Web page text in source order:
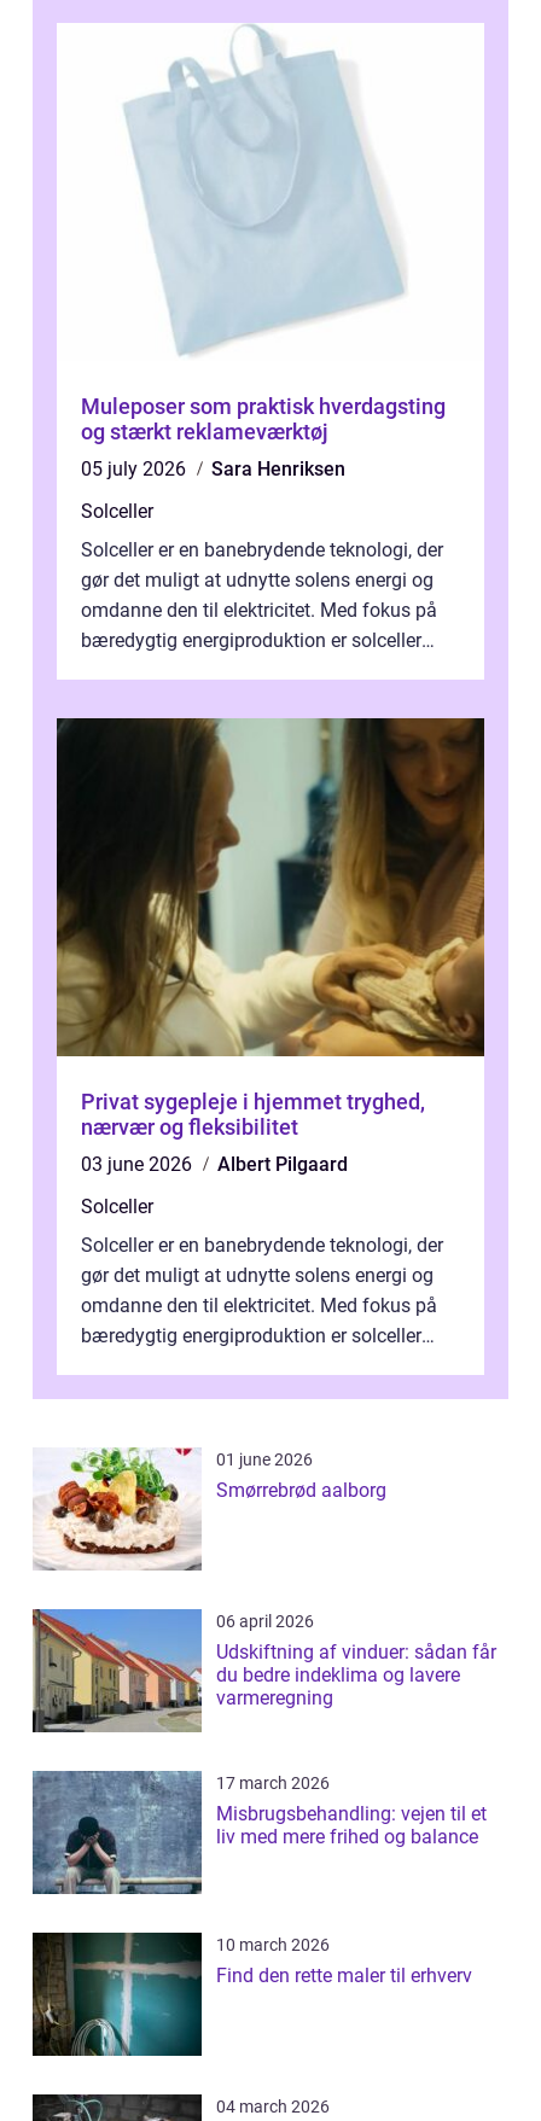
Muleposer som praktisk hverdagsting
og stærkt reklameværktøj
05 july 2026
Sara Henriksen
Solceller
Solceller er en banebrydende teknologi, der
gør det muligt at udnytte solens energi og
omdanne den til elektricitet. Med fokus på
bæredygtig energiproduktion er solceller
Privat sygepleje i hjemmet tryghed,
nærvær og fleksibilitet
03 june 2026
Albert Pilgaard
Solceller
Solceller er en banebrydende teknologi, der
gør det muligt at udnytte solens energi og
omdanne den til elektricitet. Med fokus på
bæredygtig energiproduktion er solceller
01 june 2026
Smørrebrød aalborg
06 april 2026
Udskiftning af vinduer: sådan får
du bedre indeklima og lavere
varmeregning
17 march 2026
Misbrugsbehandling: vejen til et
liv med mere frihed og balance
10 march 2026
Find den rette maler til erhverv
04 march 2026